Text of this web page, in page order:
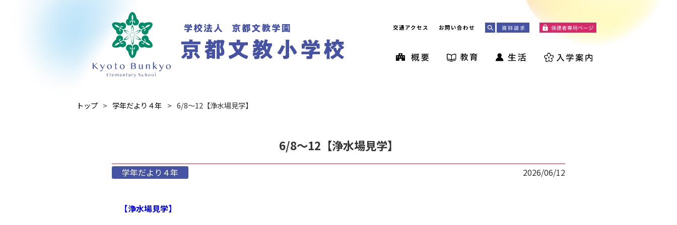
交通アクセス お問い合わせ
トップ 学年だより４年 6/8～12【浄水場見学】
6/8～12【浄水場見学】
学年だより４年 2026/06/12
【浄水場見学】